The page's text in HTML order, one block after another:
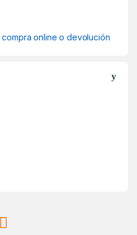
online o devolución